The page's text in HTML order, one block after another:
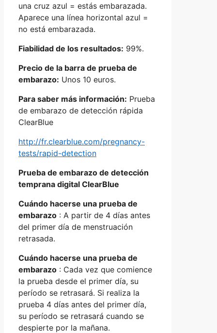
una cruz azul = estás embarazada.
Aparece una línea horizontal azul =
no está embarazada.
Fiabilidad de los resultados: 99%.
Precio de la barra de prueba de
embarazo: Unos 10 euros.
Para saber más información: Prueba
de embarazo de detección rápida
ClearBlue
http://fr.clearblue.com/pregnancy-
tests/rapid-detection
Prueba de embarazo de detección
temprana digital ClearBlue
Cuándo hacerse una prueba de
embarazo : A partir de 4 días antes
del primer día de menstruación
retrasada.
Cuándo hacerse una prueba de
embarazo : Cada vez que comience
la prueba desde el primer día, su
período se retrasará. Si realiza la
prueba 4 días antes del primer día,
su período se retrasará cuando se
despierte por la mañana.